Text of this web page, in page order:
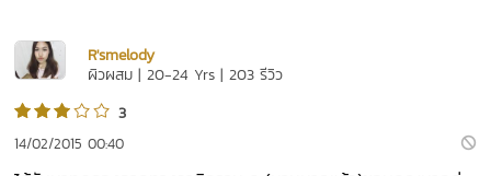
R'smelody
ผิวผสม | 20-24 Yrs | 203 รีวิว
3
14/02/2015 00:40